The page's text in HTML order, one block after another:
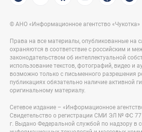
© АНО «Информационное агентство «Чукотка»
Права на все материалы, опубликованные на
охраняются в соответствие с российским и
законодательством об интеллектуальной
использование текстов, фотографий, видео и
возможно только с письменного разрешения
публикациях обязательно наличие активной
оригинальному материалу.
Сетевое издание – «Информационное
Свидетельство о регистрации СМИ ЭЛ № ФС
г. Выдано Федеральной службой по надзору в